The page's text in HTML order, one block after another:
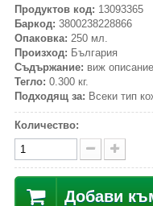
Продуктов код: 13093365
Баркод: 3800238228866
Опаковка: 250 мл.
Произход: България
Съдържание: виж
Тегло: 0.300 кг.
Подходящ за: Всеки тип
Количество:
Добави